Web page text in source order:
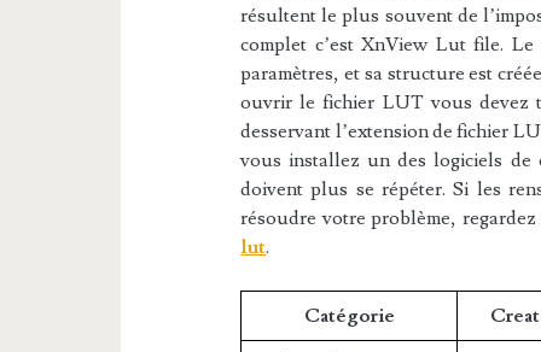
résultent le plus souvent de
complet c’est XnView Lut file.
paramètres, et sa structure est
ouvrir le fichier LUT vous devez
desservant l’extension de fichier
vous installez un des logiciels
doivent plus se répéter. Si les
résoudre votre problème,
lut.
Catégorie